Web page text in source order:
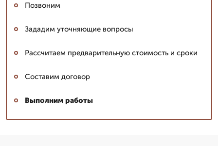
Позвоним
Зададим уточняющие вопросы
Рассчитаем предварительную стоимость и сроки
Составим договор
Выполним работы